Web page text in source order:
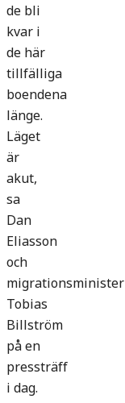
de bli
kvar i
de här
tillfälliga
boendena
länge.
Läget
är
akut,
sa
Dan
Eliasson
och
migrationsminister
Tobias
Billström
på en
pressträff
i dag.